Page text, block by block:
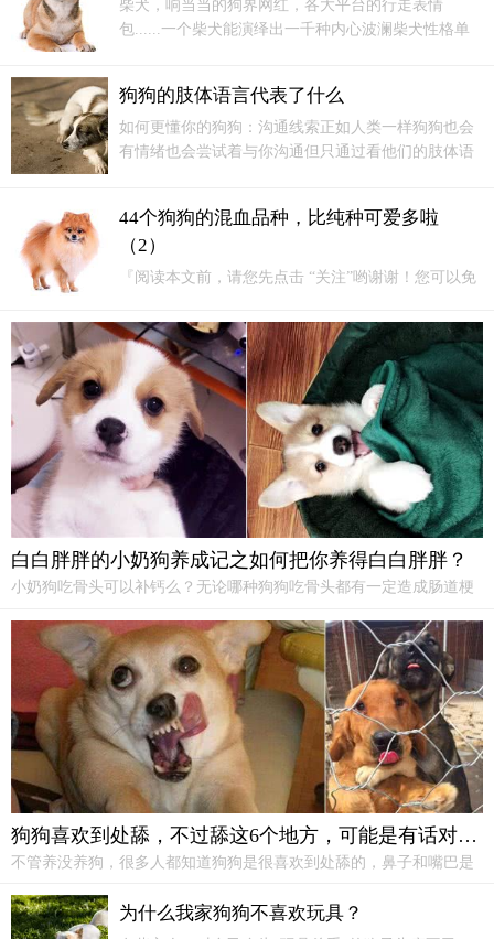
柴犬，响当当的狗界网红，各大平台的行走表情
包......一个柴犬能演绎出一千种内心波澜柴犬性格单
和人有亲近感。
狗狗的肢体语言代表了什么
如何更懂你的狗狗：沟通线索正如人类一样狗狗也会
有情绪也会尝试着与你沟通但只通过看他们的肢体语
作为一名狗的主人能够读懂狗狗的交流语言并注意到
狗...
44个狗狗的混血品种，比纯种可爱多啦
（2）
『阅读本文前，请您先点击 “关注”哟谢谢！您可以免
小编为您精心编辑的文章请留言评论，小编都会虚心
接受。你们是小编前进的动力哦！每天一点点进步，
分享彼此欢乐！
白白胖胖的小奶狗养成记之如何把你养得白白胖胖？
小奶狗吃骨头可以补钙么？无论哪种狗狗吃骨头都有一定造成肠道梗
猪、牛大腿骨，很容易划伤狗狗口腔。如果狗狗吞入肠道，这些锋利
的骨头边缘就会一直划过食管壁、胃壁、肠壁，脑补一下会有多痛！
狗狗喜欢到处舔，不过舔这6个地方，可能是有话对你说
不管养没养狗，很多人都知道狗狗是很喜欢到处舔的，鼻子和嘴巴是
息，就相当于有话对你说。就例如舔以下这些地方，你要注意了，意
思绝对不简单。
为什么我家狗狗不喜欢玩具？